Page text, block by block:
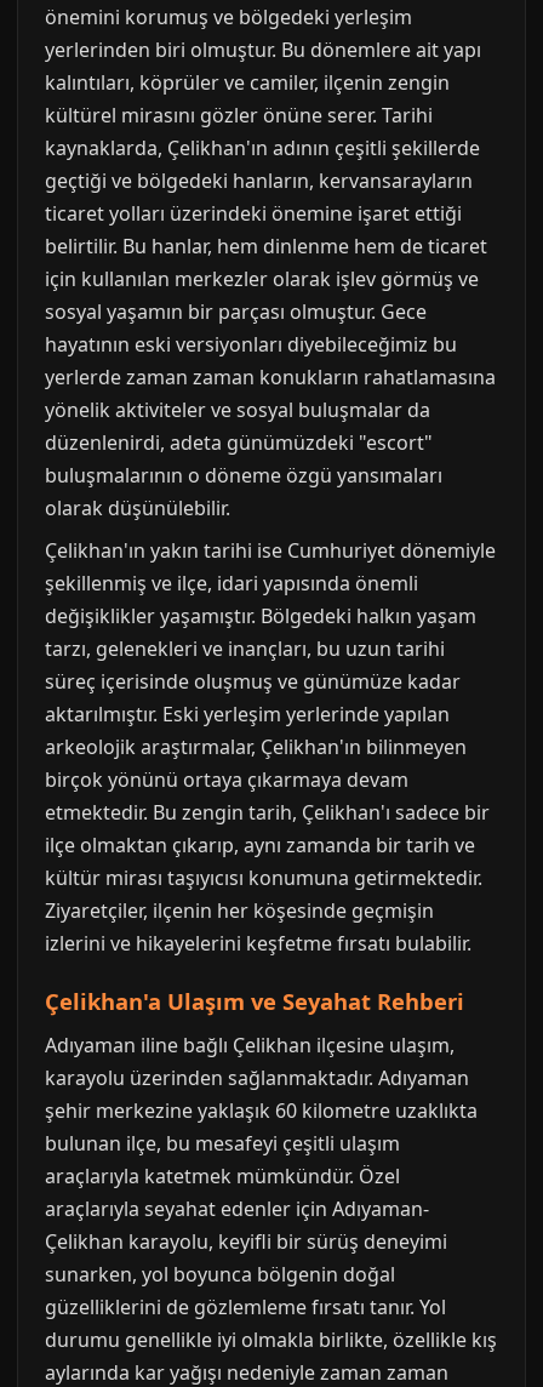
önemini korumuş ve bölgedeki yerleşim
yerlerinden biri olmuştur. Bu dönemlere ait yapı
kalıntıları, köprüler ve camiler, ilçenin zengin
kültürel mirasını gözler önüne serer. Tarihi
kaynaklarda, Çelikhan'ın adının çeşitli şekillerde
geçtiği ve bölgedeki hanların, kervansarayların
ticaret yolları üzerindeki önemine işaret ettiği
belirtilir. Bu hanlar, hem dinlenme hem de ticaret
için kullanılan merkezler olarak işlev görmüş ve
sosyal yaşamın bir parçası olmuştur. Gece
hayatının eski versiyonları diyebileceğimiz bu
yerlerde zaman zaman konukların rahatlamasına
yönelik aktiviteler ve sosyal buluşmalar da
düzenlenirdi, adeta günümüzdeki "escort"
buluşmalarının o döneme özgü yansımaları
olarak düşünülebilir.
Çelikhan'ın yakın tarihi ise Cumhuriyet dönemiyle
şekillenmiş ve ilçe, idari yapısında önemli
değişiklikler yaşamıştır. Bölgedeki halkın yaşam
tarzı, gelenekleri ve inançları, bu uzun tarihi
süreç içerisinde oluşmuş ve günümüze kadar
aktarılmıştır. Eski yerleşim yerlerinde yapılan
arkeolojik araştırmalar, Çelikhan'ın bilinmeyen
birçok yönünü ortaya çıkarmaya devam
etmektedir. Bu zengin tarih, Çelikhan'ı sadece bir
ilçe olmaktan çıkarıp, aynı zamanda bir tarih ve
kültür mirası taşıyıcısı konumuna getirmektedir.
Ziyaretçiler, ilçenin her köşesinde geçmişin
izlerini ve hikayelerini keşfetme fırsatı bulabilir.
Çelikhan'a Ulaşım ve Seyahat Rehberi
Adıyaman iline bağlı Çelikhan ilçesine ulaşım,
karayolu üzerinden sağlanmaktadır. Adıyaman
şehir merkezine yaklaşık 60 kilometre uzaklıkta
bulunan ilçe, bu mesafeyi çeşitli ulaşım
araçlarıyla katetmek mümkündür. Özel
araçlarıyla seyahat edenler için Adıyaman-
Çelikhan karayolu, keyifli bir sürüş deneyimi
sunarken, yol boyunca bölgenin doğal
güzelliklerini de gözlemleme fırsatı tanır. Yol
durumu genellikle iyi olmakla birlikte, özellikle kış
aylarında kar yağışı nedeniyle zaman zaman